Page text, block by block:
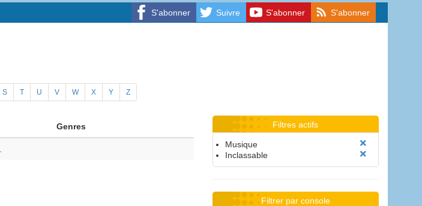
S'abonner Suivre S'abonner S'abonner
S T U V W X Y Z
Genres Filtres actifs
Musique
Inclassable
Filtrer par console